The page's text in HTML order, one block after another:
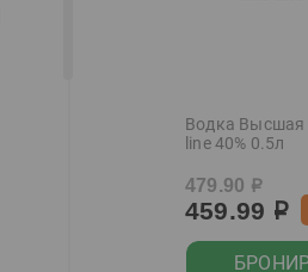
Водка Высшая
line 40% 0.5л
479.90 р
459.99 р